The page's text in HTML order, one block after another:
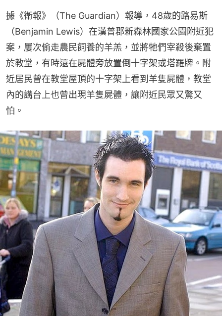
據《衛報》（The Guardian）報導，48歲的路易斯
（Benjamin Lewis）在漢普郡新森林國家公園附近犯
案，屢次偷走農民飼養的羊羔，並將牠們宰殺後棄置
於教堂，有時還在屍體旁放置倒十字架或塔羅牌。附
近居民曾在教堂屋頂的十字架上看到羊隻屍體，教堂
內的講台上也曾出現羊隻屍體，讓附近民眾又驚又
怕。